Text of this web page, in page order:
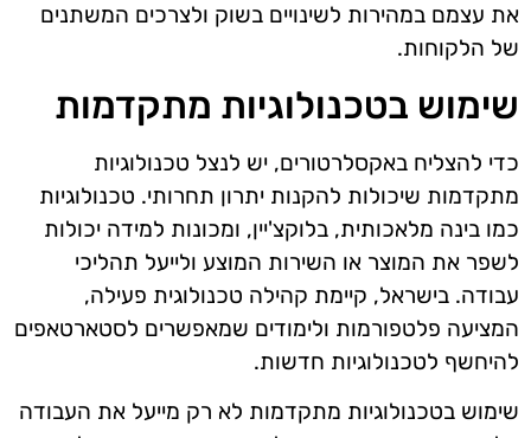
את עצמם במהירות לשינויים בשוק ולצרכים המשתנים
של הלקוחות.
שימוש בטכנולוגיות מתקדמות
כדי להצליח באקסלרטורים, יש לנצל טכנולוגיות
מתקדמות שיכולות להקנות יתרון תחרותי. טכנולוגיות
כמו בינה מלאכותית, בלוקצ'יין, ומכונות למידה יכולות
לשפר את המוצר או השירות המוצע ולייעל תהליכי
עבודה. בישראל, קיימת קהילה טכנולוגית פעילה,
המציעה פלטפורמות ולימודים שמאפשרים לסטארטאפים
להיחשף לטכנולוגיות חדשות.
שימוש בטכנולוגיות מתקדמות לא רק מייעל את העבודה